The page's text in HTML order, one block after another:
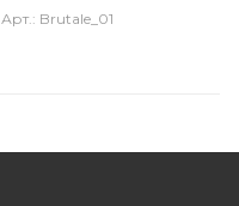
Арт.: Brutale_01